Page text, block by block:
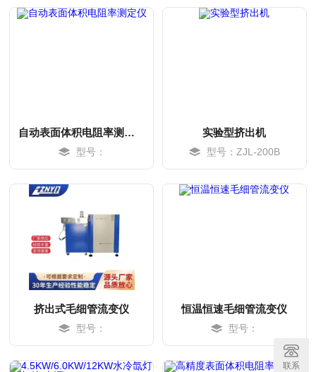
自动表面体积电阻率测定仪
型号：
实验型挤出机
型号：ZJL-200B
挤出式毛细管流变仪
型号：
恒温恒速毛细管流变仪
型号：
联系